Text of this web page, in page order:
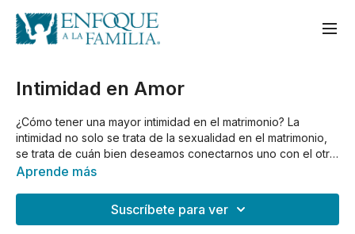
Intimidad en Amor
¿Cómo tener una mayor intimidad en el matrimonio? La
intimidad no solo se trata de la sexualidad en el matrimonio,
se trata de cuán bien deseamos conectarnos uno con el otro.
Esta gran conferencia de Sixto Porras le enseñará cómo
Aprende más
Suscríbete para ver